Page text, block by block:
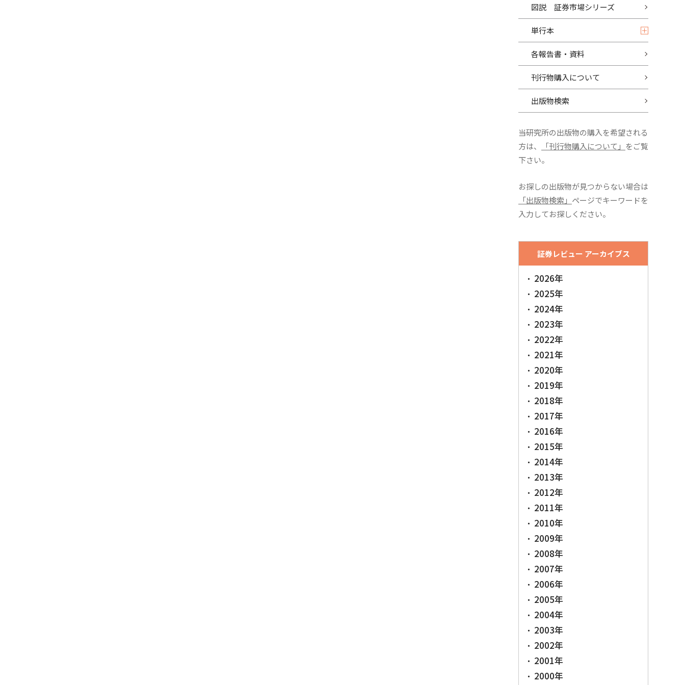
図説 証券市場シリーズ
単行本
各報告書・資料
刊行物購入について
出版物検索
当研究所の出版物の購入を希望される
方は、
「刊行物購入について」 をご覧
下さい。
お探しの出版物が見つからない場合は
「出版物検索」 ページでキーワードを
入力してお探しください。
証券レビュー アーカイブス
2026年
2025年
2024年
2023年
2022年
2021年
2020年
2019年
2018年
2017年
2016年
2015年
2014年
2013年
2012年
2011年
2010年
2009年
2008年
2007年
2006年
2005年
2004年
2003年
2002年
2001年
2000年